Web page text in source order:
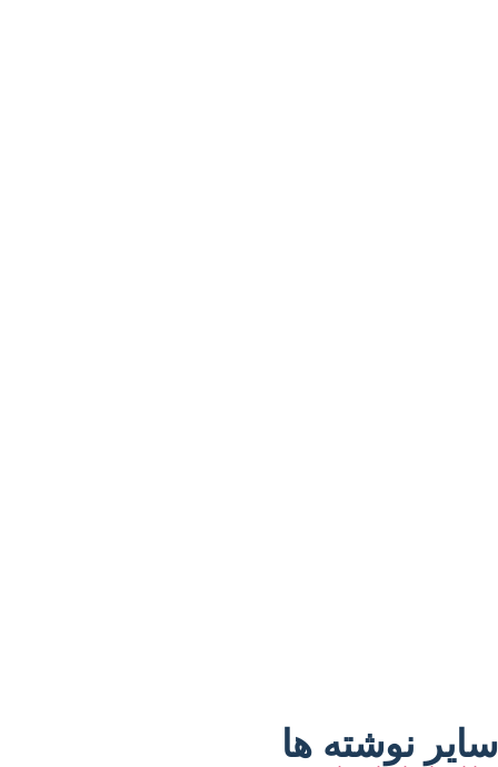
سایر نوشته ها